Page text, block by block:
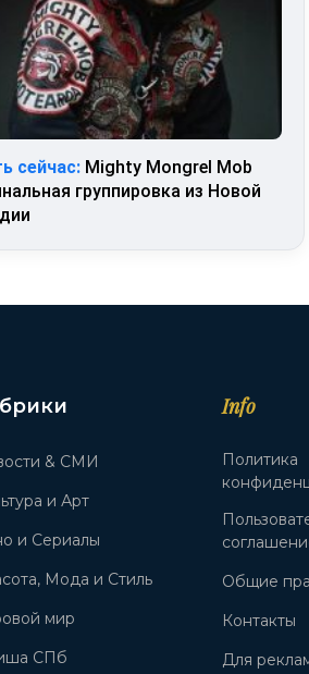
сейчас: Mighty Mongrel Mob
группировка из Новой
& СМИ
и Арт
и Сериалы
Мода и Стиль
мир
СПб
Info
Политика
Общие
Контакты
Для